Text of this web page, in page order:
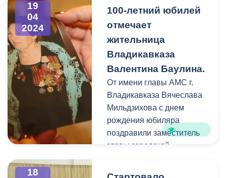
19
04
2024
100-летний юбилей
отмечает
жительница
Владикавказа
Валентина Баулина.
От имени главы АМС г.
Владикавказа Вячеслава
Мильдзихова с днем
рождения юбиляра
поздравили заместитель
главы городской
18